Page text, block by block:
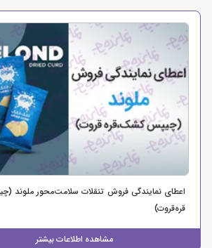
اعطای نمایندگی فروش تنقلات سلامت‌محور ملوند
قره‌قروت)
مشاهده اطلاعات بیشتر